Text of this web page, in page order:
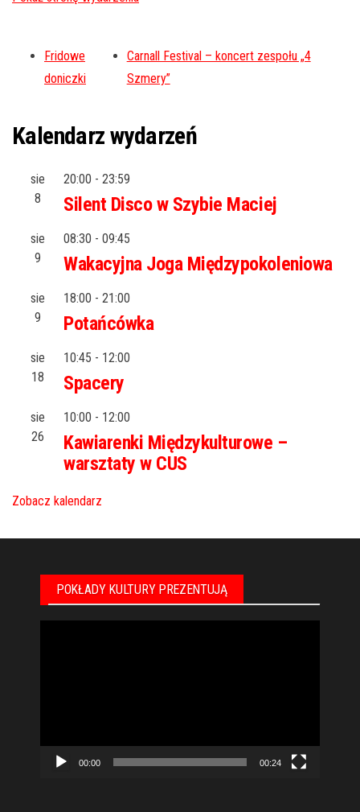
Fridowe
doniczki
Carnall Festival – koncert zespołu „4
Szmery”
Kalendarz wydarzeń
sie
8
20:00 - 23:59
Silent Disco w Szybie Maciej
sie
9
08:30 - 09:45
Wakacyjna Joga Międzypokoleniowa
sie
9
18:00 - 21:00
Potańcówka
sie
18
10:45 - 12:00
Spacery
sie
26
10:00 - 12:00
Kawiarenki Międzykulturowe –
warsztaty w CUS
Zobacz kalendarz
POKŁADY KULTURY PREZENTUJĄ
00:00 00:24